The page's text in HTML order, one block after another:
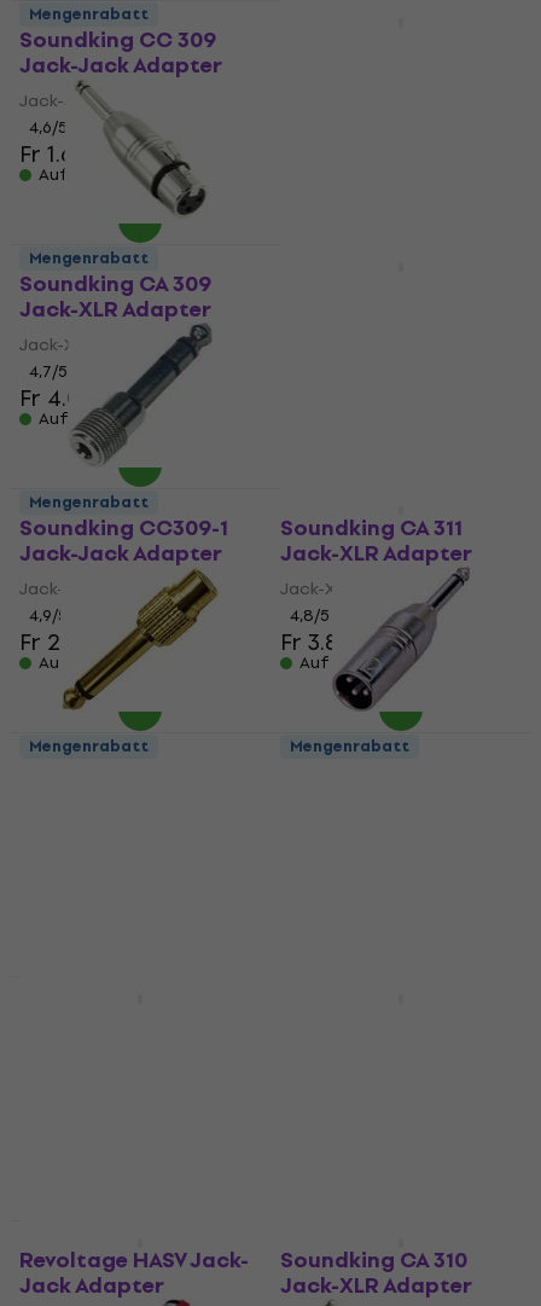
Soundking CC 309
Jack-Jack Adapter
Jack-Jack Adapter
4,6/5
Fr 1.69
Auf Lager
Mengenrabatt
Soundking CA 309
Jack-XLR Adapter
Jack-XLR Adapter
4,7/5
Fr 4.09
Auf Lager
Mengenrabatt
Soundking CC309-1
Jack-Jack Adapter
Jack-Jack Adapter
4,9/5
Fr 2.69
Auf Lager
Soundking CA 311
Jack-XLR Adapter
Jack-XLR Adapter
4,8/5
Fr 3.89
Auf Lager
Mengenrabatt
Mengenrabatt Mengenrabatt
Revoltage HASV Jack-
Jack Adapter
Soundking CA 310
Jack-XLR Adapter